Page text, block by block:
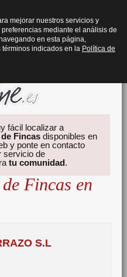
fácil localizar a
Fincas disponibles en
y ponte en contacto
servicio de
tu comunidad.
Fincas en
S.L
mejorar nuestros servicios y
mediante el análisis de
en esta página,
indicados en la Política de